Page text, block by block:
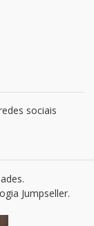
sociais
Jumpseller.